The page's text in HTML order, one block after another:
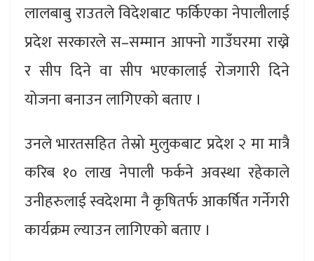
लालबाबु राउतले विदेशबाट फर्किएका नेपालीलाई
प्रदेश सरकारले स–सम्मान आफ्नो गाउँघरमा राख्ने
र सीप दिने वा सीप भएकालाई रोजगारी दिने
योजना बनाउन लागिएको बताए ।
उनले भारतसहित तेस्रो मुलुकबाट प्रदेश २ मा मात्रै
करिब १० लाख नेपाली फर्कने अवस्था रहेकाले
उनीहरुलाई स्वदेशमा नै कृषितर्फ आकर्षित गर्नेगरी
कार्यक्रम ल्याउन लागिएको बताए ।